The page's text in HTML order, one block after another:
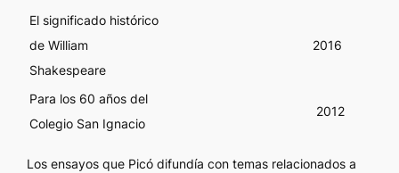
El significado histórico
de William
Shakespeare
2016
Para los 60 años del
Colegio San Ignacio
2012
Los ensayos que Picó difundía con temas relacionados a